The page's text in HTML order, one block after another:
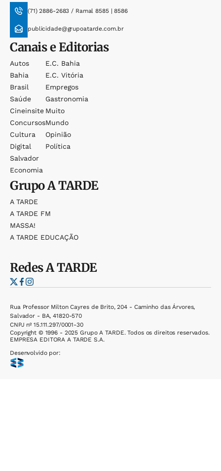
(71) 2886-2683 / Ramal 8585 | 8586
publicidade@grupoatarde.com.br
Canais e Editorias
Autos
Bahia
Brasil
Saúde
Cineinsite
Concursos
Cultura
Digital
Salvador
Economia
E.c. Bahia
E.c. Vitória
Empregos
Gastronomia
Muito
Mundo
Opinião
Política
GrupoA TARDE
A TARDE
A TARDE FM
MASSA!
A TARDE EDUCAÇÃO
RedesA TARDE
Rua Professor Milton Cayres de Brito, 204 - Caminho das Árvores,
Salvador - BA, 41820-570
CNPJ nº 15.111.297/0001-30
Copyright © 1996 - 2025 Grupo A TARDE. Todos os direitos reservados.
EMPRESA EDITORA A TARDE S.A.
Desenvolvido por: